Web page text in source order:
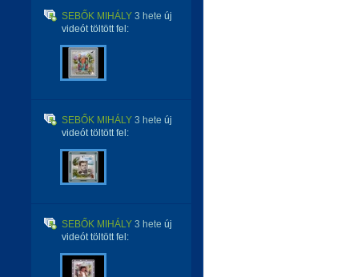
SEBŐK MIHÁLY 3 hete új
videót töltött fel:
SEBŐK MIHÁLY 3 hete új
videót töltött fel:
SEBŐK MIHÁLY 3 hete új
videót töltött fel: